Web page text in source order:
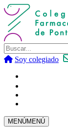
Soy colegiado
MENÚMENÚ